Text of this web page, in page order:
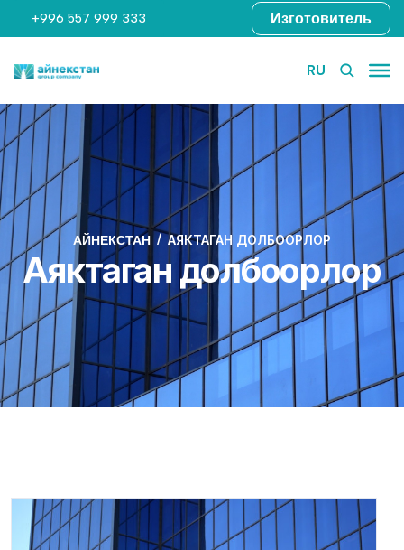
+996 557 999 333 Изготовитель
RU
АЙНЕКСТАН АЯКТАГАН ДОЛБООРЛОР
Аяктаган долбоорлор